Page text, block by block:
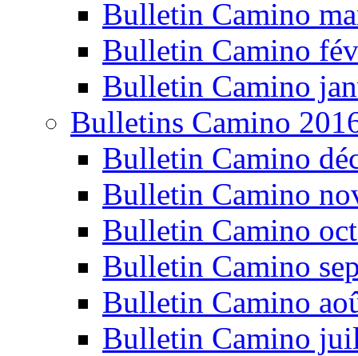
Bulletin Camino
Bulletin Camino
Bulletin Camino
Bulletins Camino
Bulletin Camino
Bulletin Camino
Bulletin Camino
Bulletin Camino
Bulletin Camino
Bulletin Camino